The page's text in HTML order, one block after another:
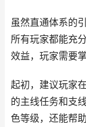
虽然直通体系的
所有玩家都能充
效益，玩家需要
起初，建议玩家
的主线任务和支
色等级，还能帮